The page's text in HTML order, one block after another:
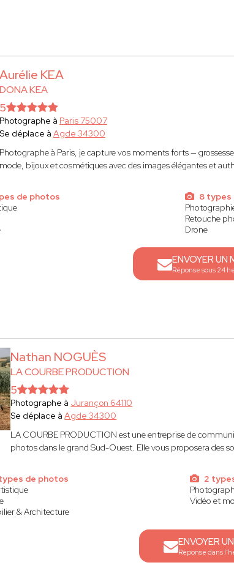
Aurélie KEA
DONA KEA
5
Photographe à Paris 75007
Se déplace à Agde 34300
Photographe à Paris, je capture vos moments forts —
mode, bijoux et cosmétiques avec des images élégantes et
de photos
8 types
Retouche
Drone
ENVOYER UN
Réponse sous 24
Nathan NOGUÈS
LA COURBE PRODUCTION
5
Photographe à Jurançon 64110
Se déplace àAgde 34300
LA COURBE PRODUCTION est une entreprise de
photos dans le grand Sud-Ouest. Elle vous proposera des
de photos
& Architecture
2
Vidéo et
ENVOYER
Réponse dans